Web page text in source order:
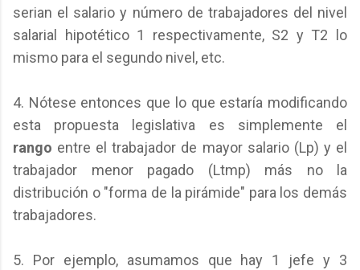
serian el salario y número de trabajadores del nivel
salarial hipotético 1 respectivamente, S2 y T2 lo
mismo para el segundo nivel, etc.
4. Nótese entonces que lo que estaría modificando
esta propuesta legislativa es simplemente el
rango entre el trabajador de mayor salario (Lp) y el
trabajador menor pagado (Ltmp) más no la
distribución o "forma de la pirámide" para los demás
trabajadores.
5. Por ejemplo, asumamos que hay 1 jefe y 3